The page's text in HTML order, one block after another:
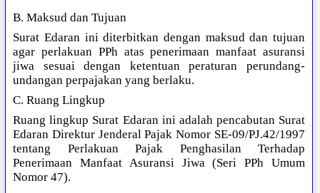
B. Maksud dan Tujuan
Surat Edaran ini diterbitkan dengan maksud dan tujuan
agar perlakuan PPh atas penerimaan manfaat asuransi
jiwa sesuai dengan ketentuan peraturan perundang-
undangan perpajakan yang berlaku.
C. Ruang Lingkup
Ruang lingkup Surat Edaran ini adalah pencabutan Surat
Edaran Direktur Jenderal Pajak Nomor SE-09/PJ.42/1997
tentang Perlakuan Pajak Penghasilan Terhadap
Penerimaan Manfaat Asuransi Jiwa (Seri PPh Umum
Nomor 47).